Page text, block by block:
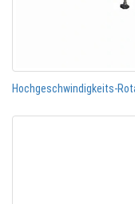
Hochgeschwindigkeits-